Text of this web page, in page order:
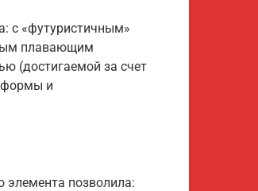
с «футуристичным»
плавающим
(достигаемой за счет
формы и
элемента позволила: